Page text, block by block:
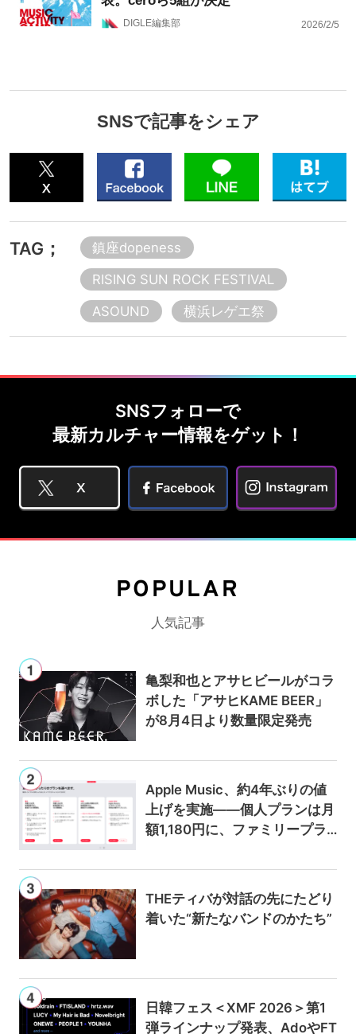
DIGLE編集部 2026/2/5
SNSで記事をシェア
TAG；
鎮座dopeness
RISING SUN ROCK FESTIVAL
ASOUND
横浜レゲエ祭
SNSフォローで
最新カルチャー情報をゲット！
POPULAR
人気記事
亀梨和也とアサヒビールがコラ
ボした「アサヒKAME BEER」
が8月4日より数量限定発売
Apple Music、約4年ぶりの値
上げを実施——個人プランは月
額1,180円に、ファミリープラ
THEティバが対話の先にたどり
着いた“新たなバンドのかたち”
日韓フェス＜XMF 2026＞第1
弾ラインナップ発表、AdoやFT